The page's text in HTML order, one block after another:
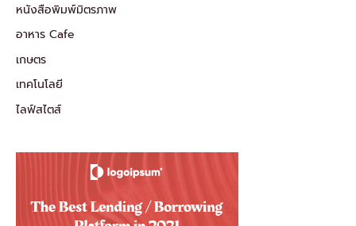
หนังสือพิมพ์มิตรภาพ
อาหาร Cafe
เกษตร
เทคโนโลยี
ไลฟ์สไตส์